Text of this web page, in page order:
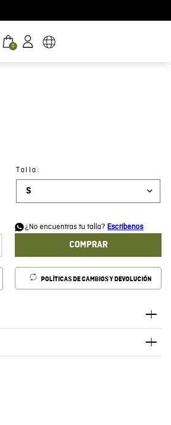
0
Talla :
S
¿No encuentras tu talla? Escribenos
COMPRAR
POLÍTICAS DE CAMBIOS Y DEVOLUCIÓN